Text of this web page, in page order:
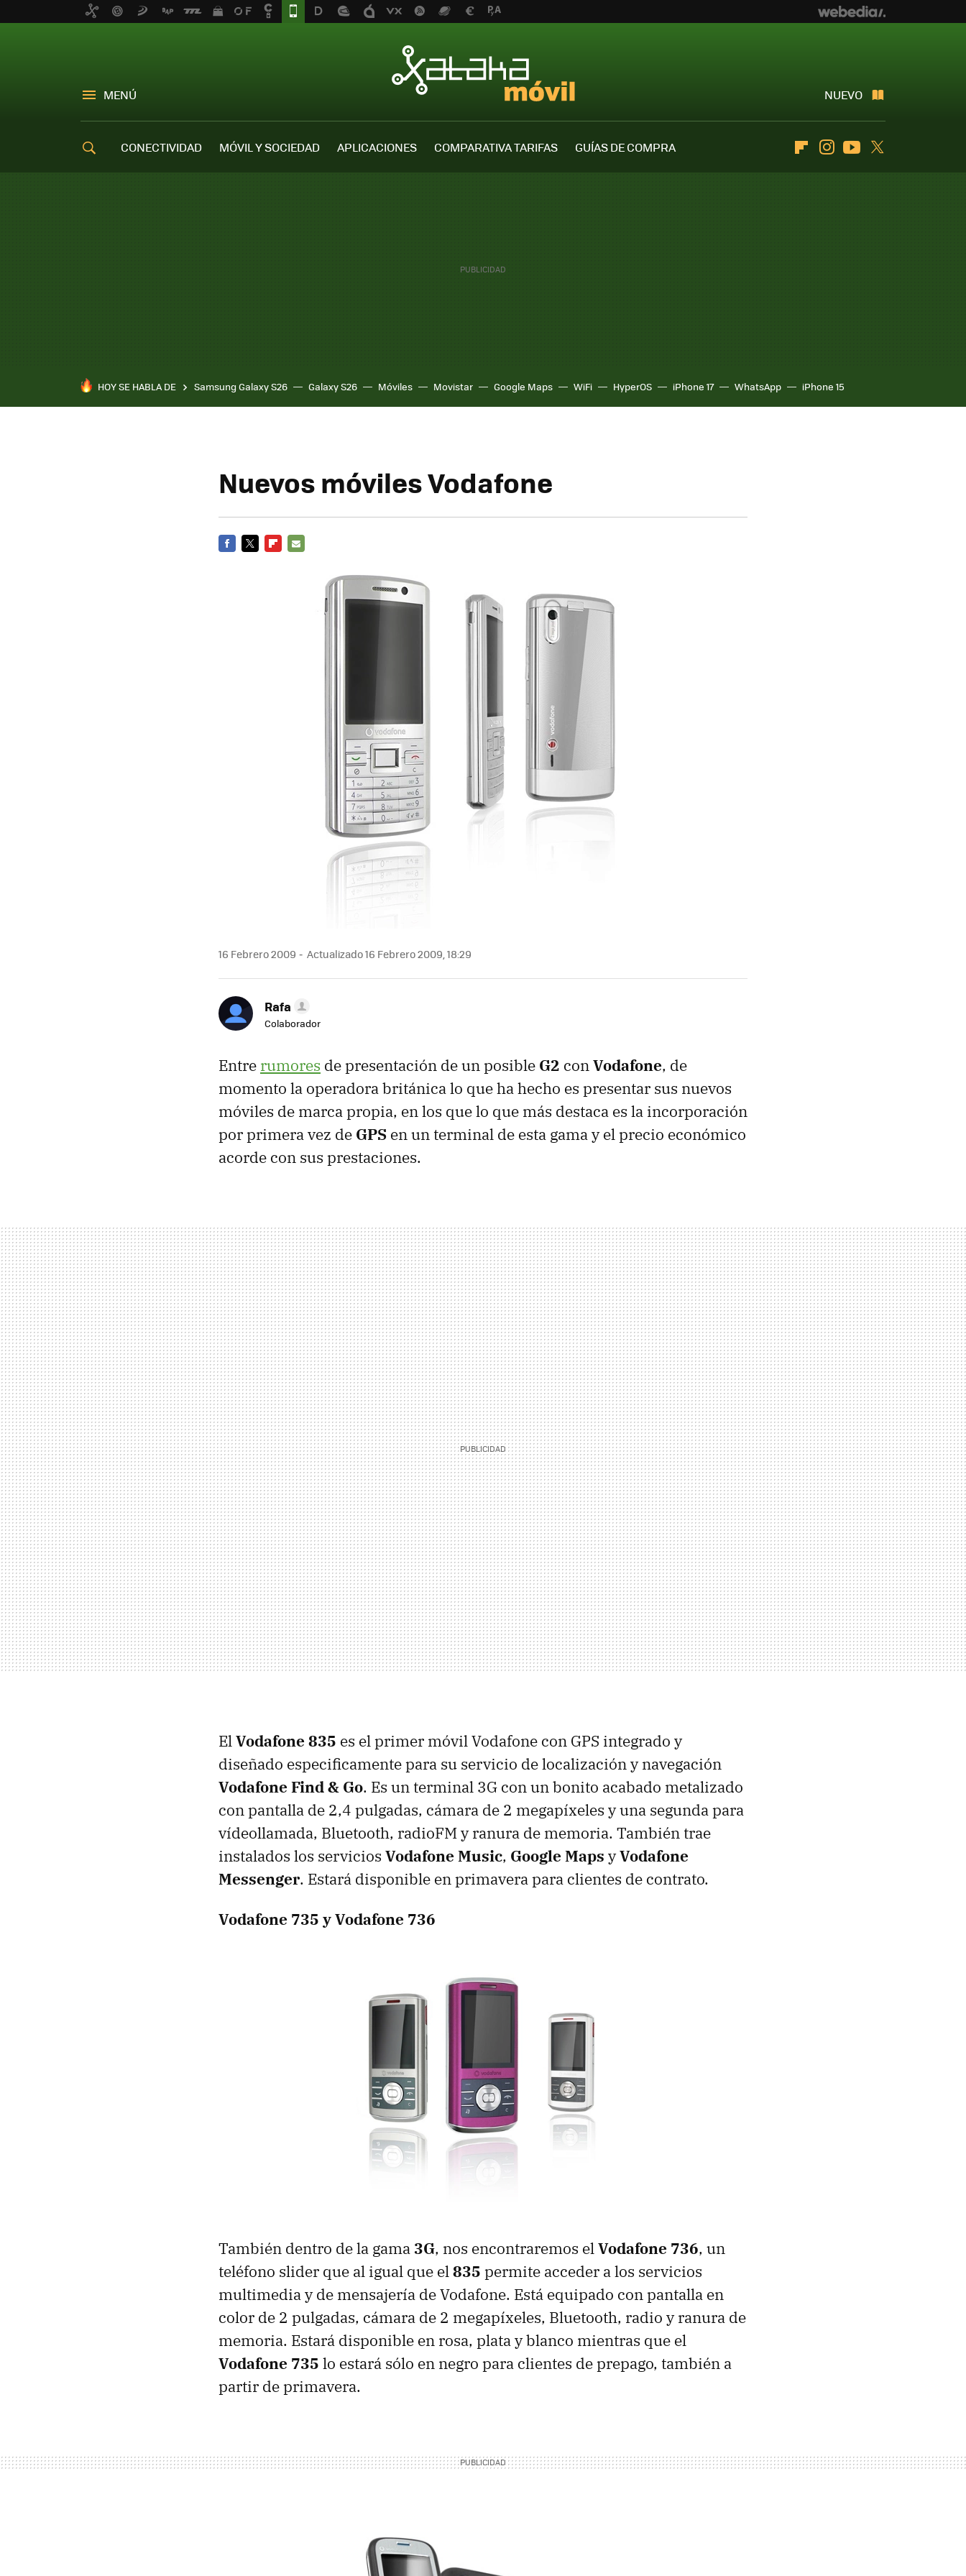
MENÚ NUEVO
CONECTIVIDAD MÓVIL Y SOCIEDAD APLICACIONES COMPARATIVA TARIFAS
GUÍAS DE COMPRA
FlipboardInstagramYoutube
HOY SE HABLA DE Samsung Galaxy S26 Galaxy S26 Móviles Movistar Google Maps WiFi HyperOS iPhone 17 WhatsApp iPhone 15
Nuevos móviles Vodafone
16 Febrero 2009 Actualizado 16 Febrero 2009, 18:29
Rafa
Colaborador
Entre rumores de presentación de un posible G2 conVodafone, de
momento la operadora británica lo que ha hecho es presentar sus nuevos
móviles de marca propia, en los que lo que más destaca es la incorporación
por primera vez de GPS en un terminal de esta gama y el precio económico
acorde con sus prestaciones.
ElVodafone 835 es el primer móvil Vodafone con GPS integrado y
diseñado especificamente para su servicio de localización y navegación
Vodafone Find & Go. Es un terminal 3G con un bonito acabado metalizado
con pantalla de 2,4 pulgadas, cámara de 2 megapíxeles y una segunda para
vídeollamada, Bluetooth, radioFM y ranura de memoria. También trae
instalados los servicios Vodafone Music, Google Maps yVodafone
Messenger. Estará disponible en primavera para clientes de contrato.
Vodafone 735 y Vodafone 736
También dentro de la gama 3G, nos encontraremos elVodafone 736, un
teléfono slider que al igual que el835 permite acceder a los servicios
multimedia y de mensajería de Vodafone. Está equipado con pantalla en
color de 2 pulgadas, cámara de 2 megapíxeles, Bluetooth, radio y ranura de
memoria. Estará disponible en rosa, plata y blanco mientras que el
Vodafone 735 lo estará sólo en negro para clientes de prepago, también a
partir de primavera.